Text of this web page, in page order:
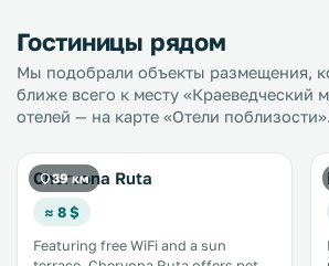
Гостиницы рядом
Мы подобрали объекты размещения,
ближе всего к месту «Краеведческий
отелей — на карте «Отели поблизости».
39 км
Chervona Ruta
≈ 8 $
Featuring free WiFi and a sun